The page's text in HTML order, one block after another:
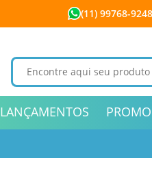
(11) 99768-9248
LANÇAMENTOS